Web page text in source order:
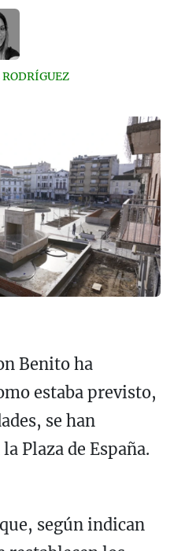
Benito ha
estaba previsto,
se han
Plaza de España.
según indican